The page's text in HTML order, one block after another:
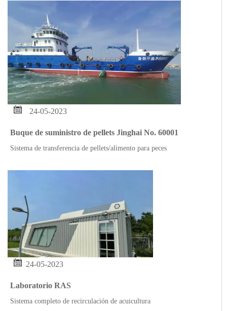
Qingdao.
 24-05-2023
Buque de suministro de pellets Jinghai No. 60001
Sistema de transferencia de pellets/alimento para peces
 24-05-2023
Laboratorio RAS
Sistema completo de recirculación de acuicultura